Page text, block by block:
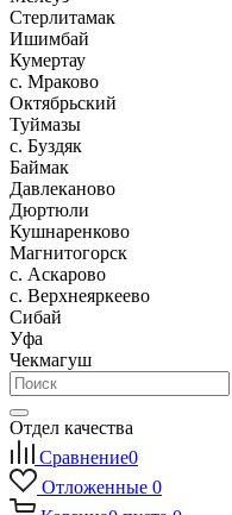
Стерлитамак
Ишимбай
Кумертау
c. Мраково
Октябрьский
Туймазы
c. Буздяк
Баймак
Давлеканово
Дюртюли
Кушнаренково
Магнитогорск
с. Аскарово
с. Верхнеяркеево
Сибай
Уфа
Чекмагуш
Отдел качества
Сравнение0
Отложенные 0